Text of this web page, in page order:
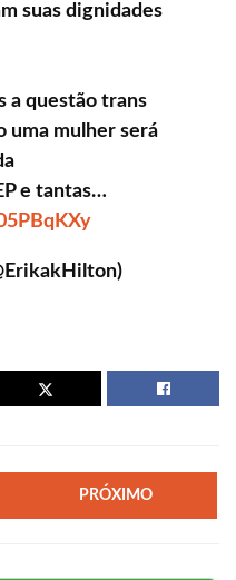
suas dignidades
a questão trans
uma mulher será
e tantas…
PRÓXIMO